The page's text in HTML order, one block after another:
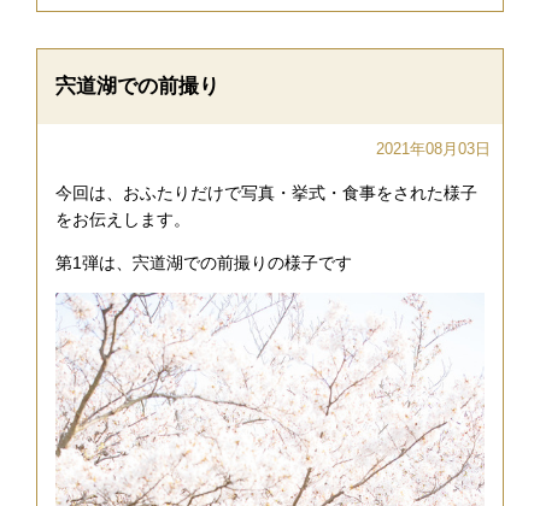
宍道湖での前撮り
2021年08月03日
今回は、おふたりだけで写真・挙式・食事をされた様子
をお伝えします。
第1弾は、宍道湖での前撮りの様子です